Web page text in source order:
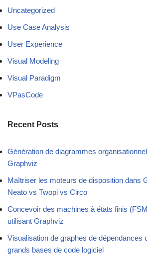
Uncategorized
Use Case Analysis
User Experience
Visual Modeling
Visual Paradigm
VPasCode
Recent Posts
Génération de diagrammes
Graphviz
Maîtriser les moteurs de disposition dans
Neato vs Twopi vs Circo
Concevoir des machines à états finis
utilisant Graphviz
Visualisation de graphes de dépendances
grands bases de code logiciel